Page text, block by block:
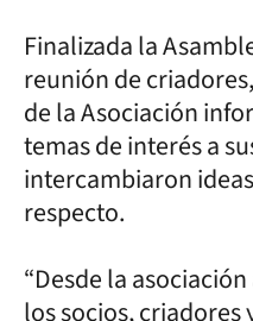
Finalizada la
reunión de
de la Asociación
temas de interés a
intercambiaron
respecto.
“Desde la
los socios, criadores